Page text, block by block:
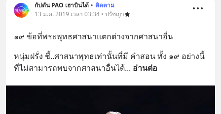
กัปตัน PAO เฮาบินได้ • ติดตาม
13 ม.ค. 2019 เวลา 03:34 • ปรัชญา
๑๙ ข้อที่พระพุทธศาสนาแตกต่างจากศาสนาอื่น
หนุ่มฝรั่ง ชี้..ศาสนาพุทธเท่านั้นที่มี คำสอน ทั้ง ๑๙ อย่างนี้
ที่ไม่สามารถพบจากศาสนาอื่นได้... อ่านต่อ